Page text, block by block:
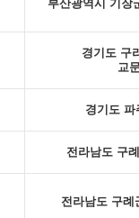
부산광역시 기장
경기도 구
교
경기도 파
전라남도 구
전라남도 구례